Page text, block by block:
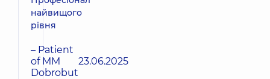
найвищого
рівня
– Patient
of MM
Dobrobut
23.06.2025